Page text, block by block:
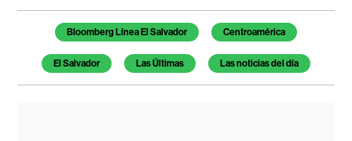
Temas de este artículo
Bloomberg Línea El Salvador Centroamérica
El Salvador Las Últimas Las noticias del día